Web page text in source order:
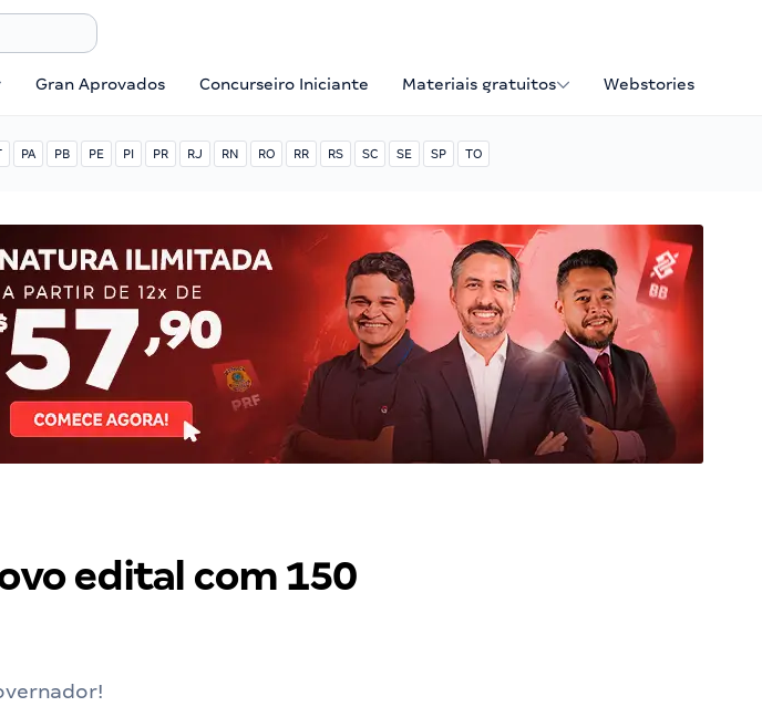
Gran Aprovados Concurseiro Iniciante Materiais gratuitos Webstories
PA PB PE PI PR RJ RN RO RR RS SC SE SP TO
edital com 150